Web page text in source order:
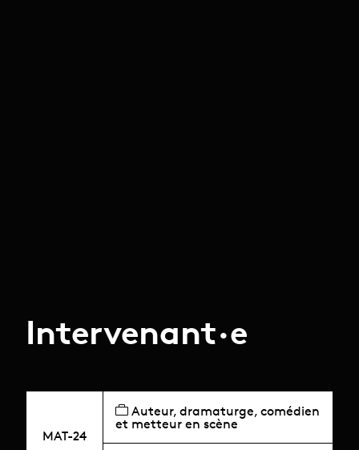
Intervenant·e
MAT-24
Auteur, dramaturge, comédien
et metteur en scène